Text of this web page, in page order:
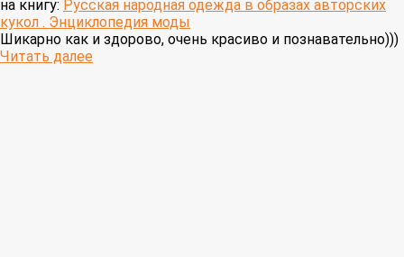
на книгу: Русская народная одежда в образах авторских
кукол . Энциклопедия моды
Шикарно как и здорово, очень красиво и познавательно)))
Читать далее